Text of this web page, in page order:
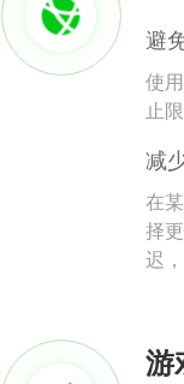
避
使
止
减
在
择
迟
游